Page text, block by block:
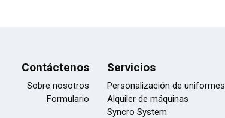
Contáctenos
Sobre nosotros
Formulario
Servicios
Personalización de uniformes
Alquiler de máquinas
Syncro System